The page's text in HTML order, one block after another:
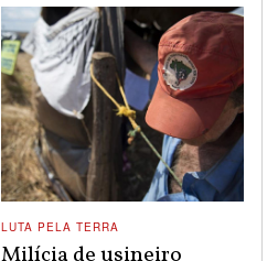
LUTA PELA TERRA